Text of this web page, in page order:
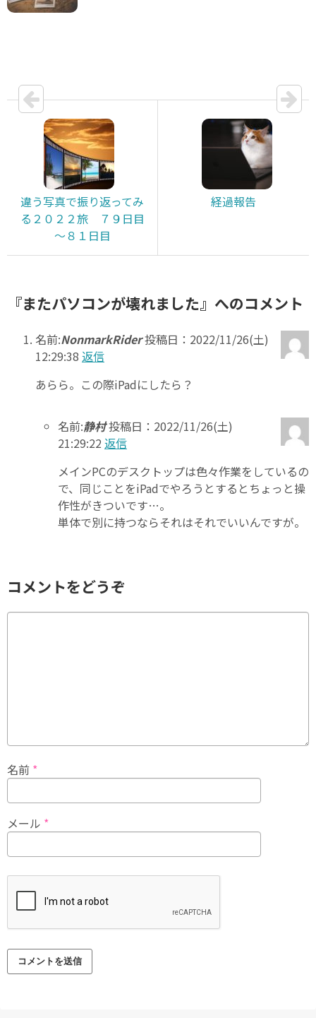
違う写真で振り返ってみ
る２０２２旅 ７９日目
～８１日目
経過報告
『またパソコンが壊れました』へのコメント
名前:NonmarkRider投稿日：2022/11/26(土)
12:29:38 返信
あらら。この際iPadにしたら？
名前:静村投稿日：2022/11/26(土)
21:29:22返信
メインPCのデスクトップは色々作業をしているの
で、同じことをiPadでやろうとするとちょっと操
作性がきついです…。
単体で別に持つならそれはそれでいいんですが。
コメントをどうぞ
名前 *
メール *